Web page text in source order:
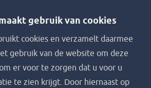
gebruik van cookies
cookies en verzamelt daarmee
gebruik van de website om deze
er voor te zorgen dat u voor u
te zien krijgt. Door hiernaast op